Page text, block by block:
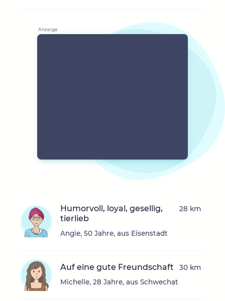
Humorvoll, loyal, gesellig,
tierlieb
Angie, 50 Jahre, aus Eisenstadt
28 km
Auf eine gute Freundschaft
Michelle, 28 Jahre, aus Schwechat
30 km